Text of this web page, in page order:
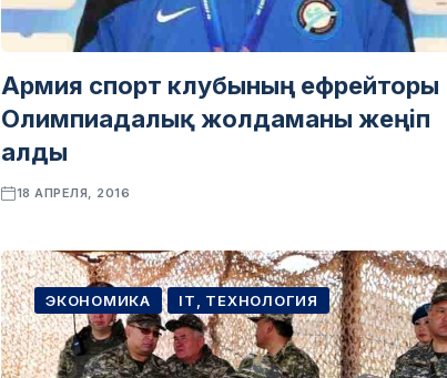
Армия спорт клубының ефрейторы
Олимпиадалық жолдаманы жеңіп
алды
18 АПРЕЛЯ, 2016
ЭКОНОМИКА IT, ТЕХНОЛОГИЯ